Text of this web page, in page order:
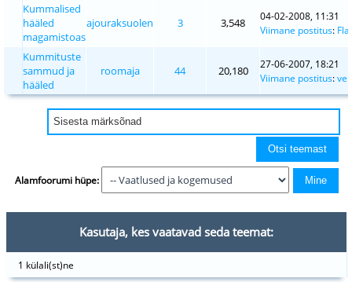
Kummalised
hääled
magamistoas
ajouraksuolen 3 3,548
04-02-2008, 11:31
Viimane postitus:
Kummituste
sammud ja
hääled
roomaja 44 20,180
27-06-2007, 18:21
Viimane postitus:
Alamfoorumi hüpe:
Kasutaja, kes vaatavad seda teemat:
1 külali(st)ne